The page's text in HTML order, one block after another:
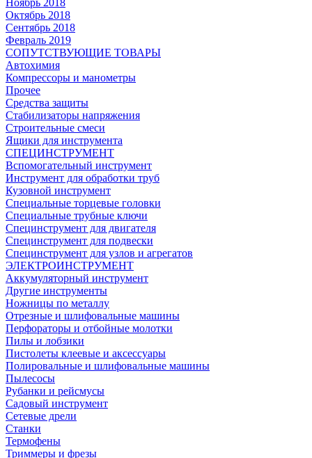
Ноябрь 2018
Октябрь 2018
Сентябрь 2018
Февраль 2019
СОПУТСТВУЮЩИЕ ТОВАРЫ
Автохимия
Компрессоры и манометры
Прочее
Средства защиты
Стабилизаторы напряжения
Строительные смеси
Ящики для инструмента
СПЕЦИНСТРУМЕНТ
Вспомогательный инструмент
Инструмент для обработки труб
Кузовной инструмент
Специальные торцевые головки
Специальные трубные ключи
Специнструмент для двигателя
Специнструмент для подвески
Специнструмент для узлов и агрегатов
ЭЛЕКТРОИНСТРУМЕНТ
Аккумуляторный инструмент
Другие инструменты
Ножницы по металлу
Отрезные и шлифовальные машины
Перфораторы и отбойные молотки
Пилы и лобзики
Пистолеты клеевые и аксессуары
Полировальные и шлифовальные машины
Пылесосы
Рубанки и рейсмусы
Садовый инструмент
Сетевые дрели
Станки
Термофены
Триммеры и фрезы